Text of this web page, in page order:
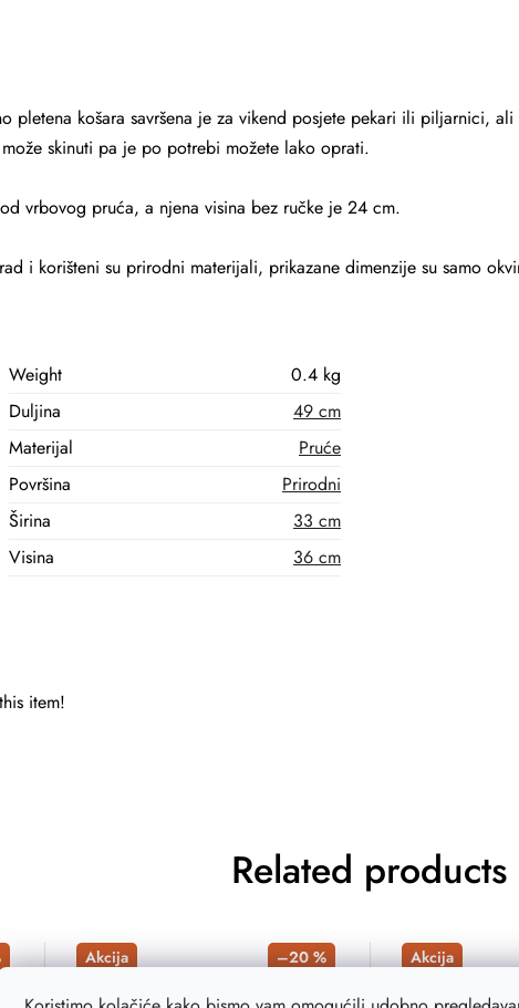
pletena košara savršena je za vikend posjete pekari ili piljarnici,
skinuti pa je po potrebi možete lako oprati.
vrbovog pruća, a njena visina bez ručke je 24 cm.
i korišteni su prirodni materijali, prikazane dimenzije su samo
Weight
0.4 kg
Duljina
49 cm
Materijal
Pruće
Površina
Prirodni
Širina
33 cm
Visina
36 cm
item!
Related products
Akcija –20 % Akcija